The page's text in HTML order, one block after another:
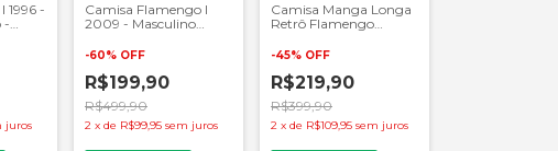
1996 -
-
juros
Camisa Flamengo I
2009 - Masculino
Vermelho
-60% OFF
R$199,90
R$499,90
2 x de R$99,95 sem juros
Camisa Manga Longa
Retrô Flamengo
Masculino Torcedor -
-45% OFF
R$219,90
R$399,90
2 x de R$109,95 sem juros